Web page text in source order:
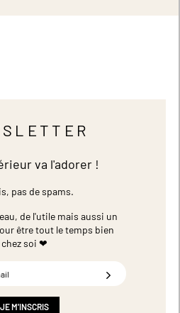
va l'adorer !
pas de spams.
de l'utile mais aussi un
être tout le temps bien
chez soi ❤
JE M'INSCRIS